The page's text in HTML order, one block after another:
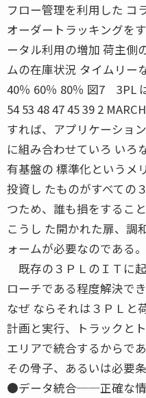
フロー管理を利用した コ
オーダートラッキングを
ータル利用の増加 荷主側
ムの在庫状況 タイムリー
40％ 60％ 80％ 図7 3PL
54 53 48 47 45 39 2
すれば、アプリケーショ
に組み合わせていろ いろ
有基盤の 標準化というメ
投資し たものがすべての
つため、誰も損をすること
こうし た開かれた扉、調
ォームが必要なのである。
既存の３ＰＬのＩＴに
ローチである程度解決でき
なぜ ならそれは３ＰＬと
計画と実行、トラックと
エリアで統合するからであ
その骨子、あるいは必要
●データ統合──正確な情